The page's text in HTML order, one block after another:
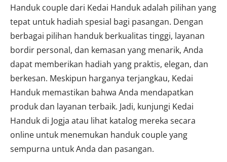
Handuk couple dari Kedai Handuk adalah pilihan yang
tepat untuk hadiah spesial bagi pasangan. Dengan
berbagai pilihan handuk berkualitas tinggi, layanan
bordir personal, dan kemasan yang menarik, Anda
dapat memberikan hadiah yang praktis, elegan, dan
berkesan. Meskipun harganya terjangkau, Kedai
Handuk memastikan bahwa Anda mendapatkan
produk dan layanan terbaik. Jadi, kunjungi Kedai
Handuk di Jogja atau lihat katalog mereka secara
online untuk menemukan handuk couple yang
sempurna untuk Anda dan pasangan.